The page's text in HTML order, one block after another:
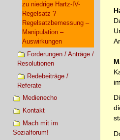
zu niedrige Hartz-IV-
Regelsatz ?
Regelsatzbemessung –
Manipulation –
Auswirkungen
Forderungen / Anträge /
Resolutionen
Redebeiträge /
Referate
Medienecho
Kontakt
Mach mit im
Sozialforum!